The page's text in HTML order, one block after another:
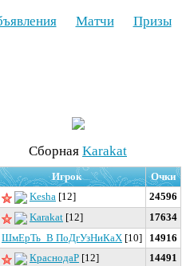
Матчи Призы
Cборная Karakat
Игрок
Очки
Kesha [12]
24596
Karakat [12]
17634
ШмЕрТь_В ПоДгУзНиКаХ [10]
14916
КраснодаР [12]
14491